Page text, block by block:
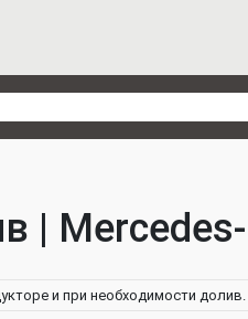
| Mercedes-
и при необходимости долив.